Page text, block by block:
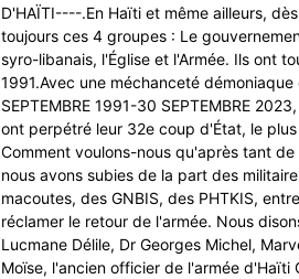
D'HAÏTI----.En Haïti et même ailleurs,
toujours ces 4 groupes : Le
syro-libanais, l'Église et l'Armée. Ils ont
1991.Avec une méchanceté
SEPTEMBRE 1991-30 SEPTEMBRE
ont perpétré leur 32e coup d'État, le
Comment voulons-nous qu'après tant
nous avons subies de la part des
macoutes, des GNBIS, des PHTKIS,
réclamer le retour de l'armée. Nous
Lucmane Délile, Dr Georges Michel,
Moïse, l'ancien officier de l'armée d'Haïti